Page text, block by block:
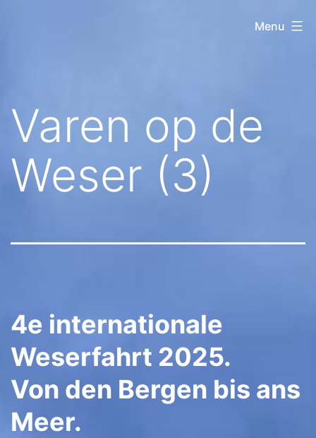
Menu
Varen op de
Weser (3)
4e internationale
Weserfahrt 2025.
Von den Bergen bis ans
Meer.